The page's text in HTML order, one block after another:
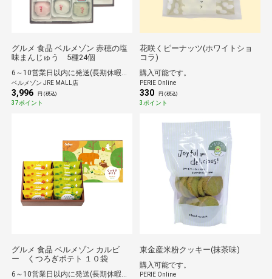
グルメ 食品 ベルメゾン 赤穂の塩
味まんじゅう 5種24個
6～10営業日以内に発送(長期休暇除く)
ベルメゾン JRE MALL店
3,996 円 (税込)
37ポイント
花咲くピーナッツ(ホワイトショ
コラ)
購入可能です。
PERIE Online
330 円 (税込)
3ポイント
グルメ 食品 ベルメゾン カルビ
ー くつろぎポテト １０袋
東金産米粉クッキー(抹茶味)
購入可能です。
PERIE Online